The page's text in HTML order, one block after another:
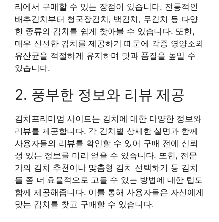
리에서 구매할 수 있는 장점이 있습니다. 전통적인
배추김치부터 청국장김치, 백김치, 무김치 등 다양
한 종류의 김치를 쉽게 찾아볼 수 있습니다. 또한,
매우 신선한 김치를 제공하기 때문에 각종 영양소와
유산균을 적절하게 유지하며 맛과 품질을 높일 수
있습니다.
2. 풍부한 정보와 리뷰 제공
김치프리미엄 사이트는 김치에 대한 다양한 정보와
리뷰를 제공합니다. 각 김치별 상세한 설명과 함께
사용자들의 리뷰를 확인할 수 있어 구매 전에 신뢰
성 있는 정보를 미리 얻을 수 있습니다. 또한, 전문
가의 김치 추천이나 맞춤형 김치 선택하기 등 김치
를 좀 더 효율적으로 고를 수 있는 방법에 대한 팁도
함께 제공해줍니다. 이를 통해 사용자들은 자신에게
맞는 김치를 찾고 구매할 수 있습니다.